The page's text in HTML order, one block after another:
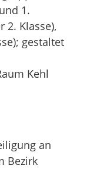
1.
2. Klasse),
gestaltet
Kehl
an
Bezirk